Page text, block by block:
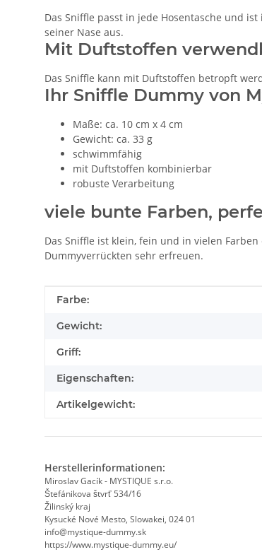
Das Sniffle passt in jede Hosentasche und
seiner Nase aus.
Mit Duftstoffen
Das Sniffle kann mit Duftstoffen betropft
Ihr Sniffle Dummy von
Maße: ca. 10 cm x 4 cm
Gewicht: ca. 33 g
schwimmfähig
mit Duftstoffen kombinierbar
robuste Verarbeitung
viele bunte Farben,
Das Sniffle ist klein, fein und in vielen
Dummyverrückten sehr erfreuen.
Produkteigenschaft
Wert
Farbe:
Gewicht:
Griff:
Eigenschaften:
Artikelgewicht:
Herstellerinformationen:
Miroslav Gacík - MYSTIQUE s.r.o.
Štefánikova štvrť 534/16
Žilinský kraj
Kysucké Nové Mesto, Slowakei, 024 01
info@mystique-dummy.sk
https://www.mystique-dummy.eu/